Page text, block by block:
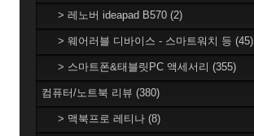
> 레노버 ideapad B570 (2)
> 웨어러블 디바이스 - 스마트워치 등 (45)
> 스마트폰&태블릿PC 액세서리 (355)
컴퓨터/노트북 리뷰 (380)
> 맥북프로 레티나 (8)